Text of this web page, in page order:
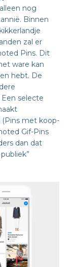
nog
Binnen
zal er
Pins. Dit
ware kan
hebt. De
selecte
(Pins met koop-
Gif-Pins
dan dat